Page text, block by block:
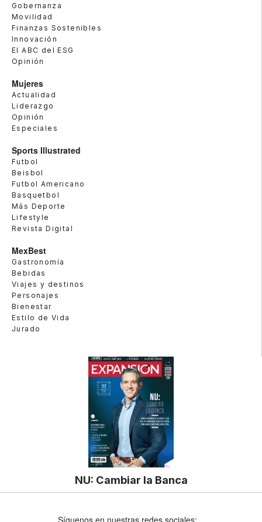
Gobernanza
Movilidad
Finanzas Sostenibles
Innovación
El ABC del ESG
Opinión
Mujeres
Actualidad
Liderazgo
Opinión
Especiales
Sports Illustrated
Futbol
Beisbol
Futbol Americano
Basquetbol
Más Deporte
Lifestyle
Revista Digital
MexBest
Gastronomía
Bebidas
Viajes y destinos
Personajes
Bienestar
Estilo de Vida
Jurado
NU: Cambiar la Banca
Síguenos en nuestras redes sociales: